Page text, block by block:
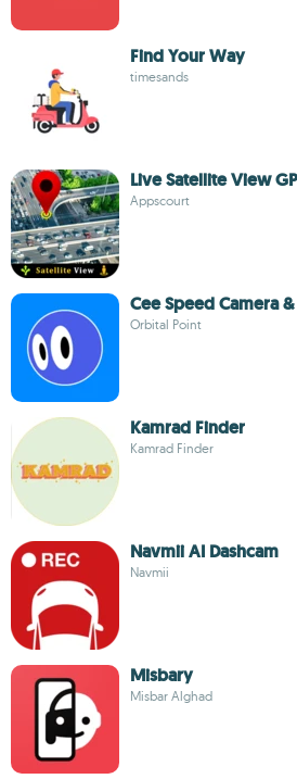
Find Your Way
timesands
Live Satellite View
Appscourt
Cee Speed Camera &
Orbital Point
Kamrad Finder
Kamrad Finder
Navmii AI Dashcam
Navmii
Misbary
Misbar Alghad